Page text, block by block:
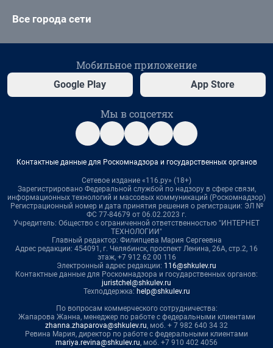
Все города сети
Мобильное приложение
Google Play App Store
Мы в соцсетях
Контактные данные для Роскомнадзора и государственных органов
Сетевое издание «116.ру» (18+)
Зарегистрировано Федеральной службой по надзору в сфере связи,
информационных технологий и массовых коммуникаций (Роскомнадзор)
Регистрационный номер и дата принятия решения о регистрации: ЭЛ №
ФС 77-84679 от 06.02.2023 г.
Учредитель: Общество с ограниченной ответственностью "ИНТЕРНЕТ
ТЕХНОЛОГИИ"
Главный редактор: Филипцева Мария Сергеевна
Адрес редакции: 454091, г. Челябинск, проспект Ленина, 26А, стр.2, 16
этаж, +7 912 62 00 116
Электронный адрес редакции: 116@shkulev.ru
Контактные данные для Роскомнадзора и государственных органов:
juristchel@shkulev.ru
Техподдержка: help@shkulev.ru
По вопросам коммерческого сотрудничества:
Жапарова Жанна, менеджер по работе с федеральными клиентами
zhanna.zhaparova@shkulev.ru, моб. + 7 982 640 34 32
Ревина Мария, директор по работе с федеральными клиентами
mariya.revina@shkulev.ru, моб. +7 910 402 4056